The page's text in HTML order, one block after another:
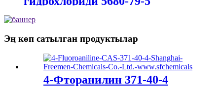
Эң көп сатылган продуктылар
4-Фторанилин 371-40-4